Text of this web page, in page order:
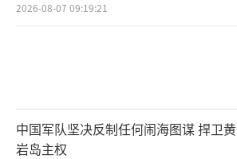
2026-08-07 09:19:21
中国军队坚决反制任何闹海图谋 捍卫黄
岩岛主权